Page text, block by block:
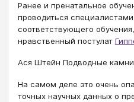
Ранее и пренатальное
проводиться
соответствующего
нравственный постулат
Ася Штейн Подводные камни
На самом деле это очень
точных научных данных о